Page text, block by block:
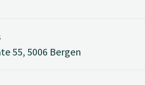
55, 5006 Bergen